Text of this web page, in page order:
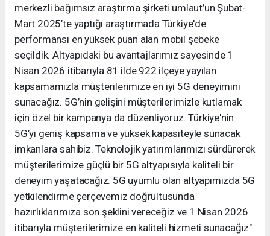
merkezli bağımsız araştırma şirketi umlaut’un Şubat-
Mart 2025’te yaptığı araştırmada Türkiye'de
performansı en yüksek puan alan mobil şebeke
seçildik. Altyapıdaki bu avantajlarımız sayesinde 1
Nisan 2026 itibarıyla 81 ilde 922 ilçeye yayılan
kapsamamızla müşterilerimize en iyi 5G deneyimini
sunacağız. 5G’nin gelişini müşterilerimizle kutlamak
için özel bir kampanya da düzenliyoruz. Türkiye'nin
5G’yi geniş kapsama ve yüksek kapasiteyle sunacak
imkanlara sahibiz. Teknolojik yatırımlarımızı sürdürerek
müşterilerimize güçlü bir 5G altyapısıyla kaliteli bir
deneyim yaşatacağız. 5G uyumlu olan altyapımızda 5G
yetkilendirme çerçevemiz doğrultusunda
hazırlıklarımıza son şeklini vereceğiz ve 1 Nisan 2026
itibarıyla müşterilerimize en kaliteli hizmeti sunacağız"